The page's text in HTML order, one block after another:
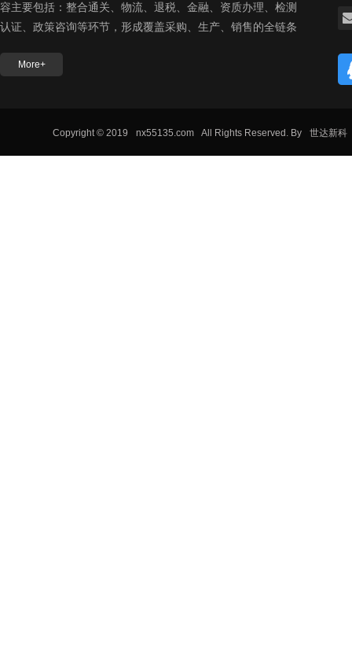
容‌主要包括：整合通关、物流、退税、金融、资质办理、检测
认证、政策咨询等环节，形成覆盖采购、生产、销售的全链条
检测认证联盟推动标准协同，助力宁夏本地企业拓展国内外市
More+
Copyright © 2019 nx55135.com All Rights Reserved. By 世达新科